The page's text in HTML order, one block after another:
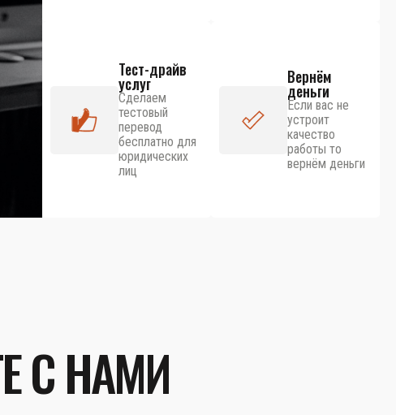
Тест-драйв
услуг
Сделаем
тестовый
перевод
бесплатно для
юридических
лиц
Вернём
деньги
Если вас не
устроит
качество
работы то
вернём деньги
С НАМИ